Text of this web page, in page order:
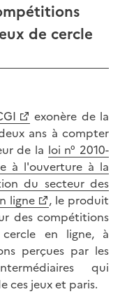
de cercle
exonère de la
ans à compter
de la loi n° 2010-
à l'ouverture à la
du secteur des
ligne
, le produit
des compétitions
en ligne, à
perçues par les
qui
ces jeux et paris.